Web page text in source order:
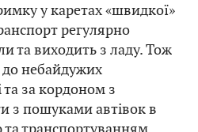
у каретах «швидкої»
регулярно
та виходить з ладу. Тож
до небайдужих
та за кордоном з
з пошуками автівок в